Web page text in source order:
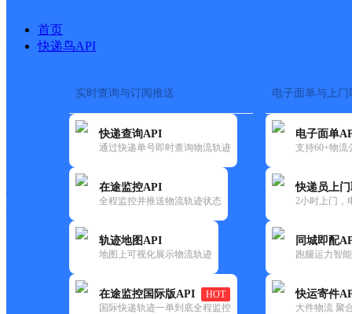
首页
快递鸟API
实时查询与订阅推送
快递查询API
通过快递单号即时查询物流轨迹
在途监控API
全程监控并推送物流轨迹状态
轨迹地图API
地图上可视化展示物流轨迹
在途监控国际版API
HOT
国际快递轨迹一单到底全程监控
电子面单与上门
电子面单
支持60+物流
快递员上
2小时上门，
同城即配
跑腿运力智
快运寄件
大件物流 聚
快运大全 快递时效
德邦
武川县可镇合作点ID13407